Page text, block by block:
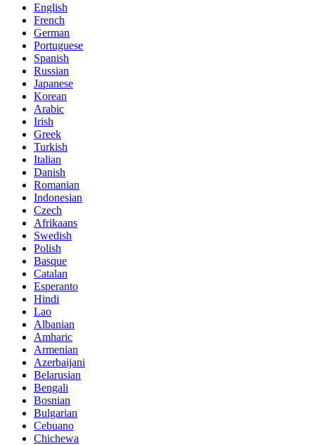
English
French
German
Portuguese
Spanish
Russian
Japanese
Korean
Arabic
Irish
Greek
Turkish
Italian
Danish
Romanian
Indonesian
Czech
Afrikaans
Swedish
Polish
Basque
Catalan
Esperanto
Hindi
Lao
Albanian
Amharic
Armenian
Azerbaijani
Belarusian
Bengali
Bosnian
Bulgarian
Cebuano
Chichewa